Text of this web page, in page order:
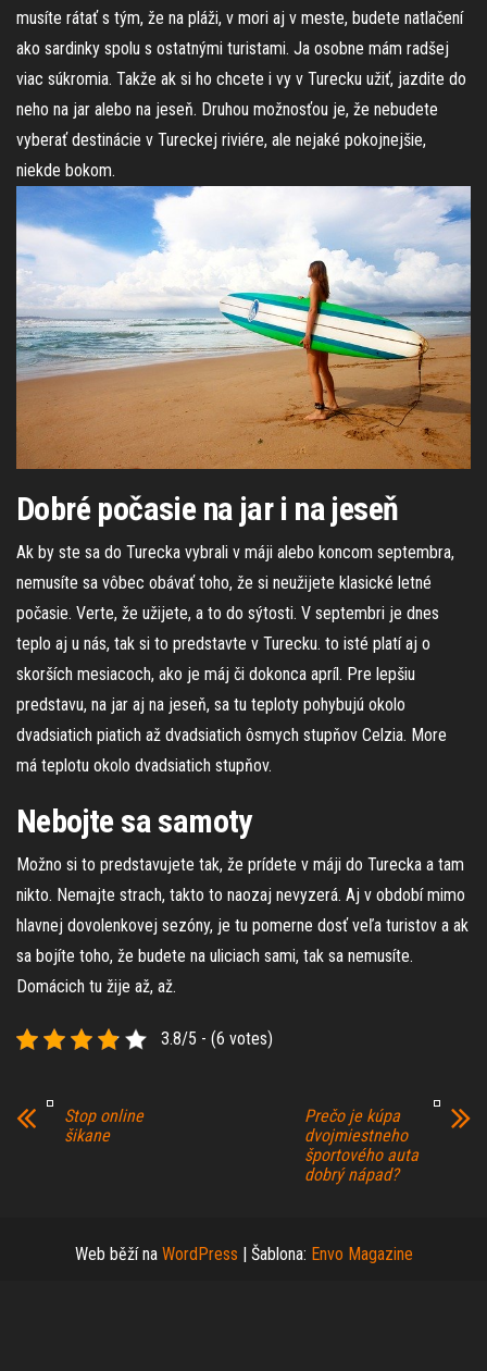
musíte rátať s tým, že na pláži, v mori aj v meste, budete natlačení
ako sardinky spolu s ostatnými turistami. Ja osobne mám radšej
viac súkromia. Takže ak si ho chcete i vy v Turecku užiť, jazdite do
neho na jar alebo na jeseň. Druhou možnosťou je, že nebudete
vyberať destinácie v Tureckej riviére, ale nejaké pokojnejšie,
niekde bokom.
Dobré počasie na jar i na jeseň
Ak by ste sa do Turecka vybrali v máji alebo koncom septembra,
nemusíte sa vôbec obávať toho, že si neužijete klasické letné
počasie. Verte, že užijete, a to do sýtosti. V septembri je dnes
teplo aj u nás, tak si to predstavte v Turecku. to isté platí aj o
skorších mesiacoch, ako je máj či dokonca apríl. Pre lepšiu
predstavu, na jar aj na jeseň, sa tu teploty pohybujú okolo
dvadsiatich piatich až dvadsiatich ôsmych stupňov Celzia. More
má teplotu okolo dvadsiatich stupňov.
Nebojte sa samoty
Možno si to predstavujete tak, že prídete v máji do Turecka a tam
nikto. Nemajte strach, takto to naozaj nevyzerá. Aj v období mimo
hlavnej dovolenkovej sezóny, je tu pomerne dosť veľa turistov a ak
sa bojíte toho, že budete na uliciach sami, tak sa nemusíte.
Domácich tu žije až, až.
3.8/5 - (6 votes)
Stop online
šikane
Prečo je kúpa
dvojmiestneho
športového auta
dobrý nápad?
Web běží na WordPress Šablona: Envo Magazine